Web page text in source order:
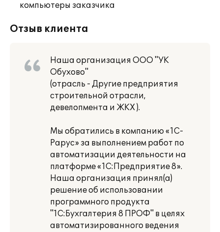
компьютеры заказчика
Отзыв клиента
Наша организация ООО "УК
Обухово"
(отрасль - Другие предприятия
строительной отрасли,
девелопмента и ЖКХ ).
Мы обратились в компанию «1С-
Рарус» за выполнением работ по
автоматизации деятельности на
платформе «1С:Предприятие 8».
Наша организация принял(а)
решение об использовании
программного продукта
"1С:Бухгалтерия 8 ПРОФ" в целях
автоматизированного ведения